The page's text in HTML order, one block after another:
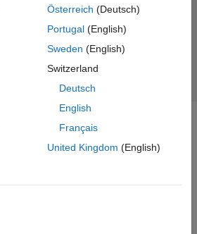
Österreich (Deutsch)
Portugal(English)
Sweden (English)
Switzerland
Deutsch
English
Français
United Kingdom (English)
Inc.